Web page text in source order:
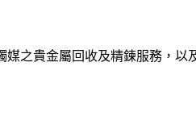
之貴金屬回收及精鍊服務，